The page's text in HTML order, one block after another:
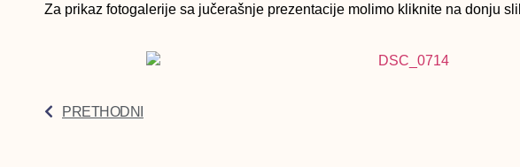
Za prikaz fotogalerije sa jučerašnje prezentacije molimo kliknite na donju
PRETHODNI